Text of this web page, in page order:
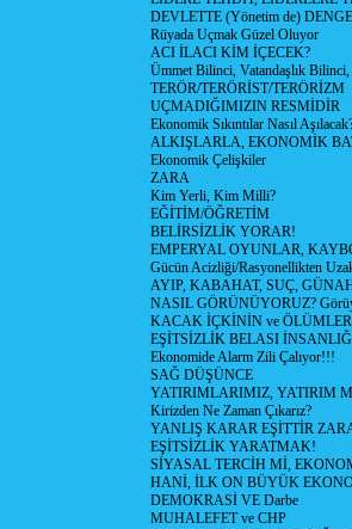
DEVLETTE (Yönetim de)
Rüyada Uçmak Güzel Oluyor
ACI İLACI KİM İÇECEK?
Ümmet Bilinci, Vatandaşlık
TERÖR/TERÖRİST/TERÖRİZM
UÇMADIĞIMIZIN RESMİDİR
Ekonomik Sıkıntılar Nasıl
ALKIŞLARLA, EKONOMİK
Ekonomik Çelişkiler
ZARA
Kim Yerli, Kim Milli?
EĞİTİM/ÖĞRETİM
BELİRSİZLİK YORAR!
EMPERYAL OYUNLAR,
Gücün Acizliği/Rasyonellikten
AYIP, KABAHAT, SUÇ,
NASIL GÖRÜNÜYORUZ?
KACAK İÇKİNİN ve
EŞİTSİZLİK BELASI
Ekonomide Alarm Zili Çalıyor!!!
SAĞ DÜŞÜNCE
YATIRIMLARIMIZ, YATIRIM
Kirizden Ne Zaman Çıkarız?
YANLIŞ KARAR EŞİTTİR
EŞİTSİZLİK YARATMAK!
SİYASAL TERCİH Mİ,
HANİ, İLK ON BÜYÜK
DEMOKRASİ VE Darbe
MUHALEFET ve CHP